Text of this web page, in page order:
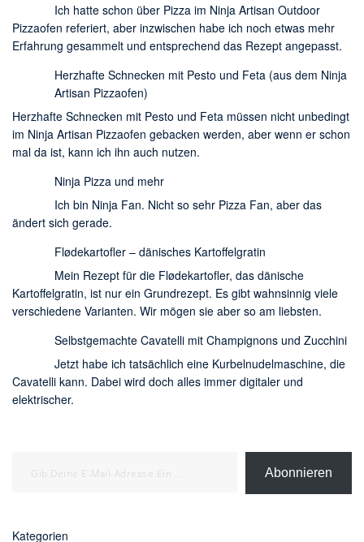
Ich hatte schon über Pizza im Ninja Artisan Outdoor
Pizzaofen referiert, aber inzwischen habe ich noch etwas mehr
Erfahrung gesammelt und entsprechend das Rezept angepasst.
Herzhafte Schnecken mit Pesto und Feta (aus dem Ninja
Artisan Pizzaofen)
Herzhafte Schnecken mit Pesto und Feta müssen nicht unbedingt
im Ninja Artisan Pizzaofen gebacken werden, aber wenn er schon
mal da ist, kann ich ihn auch nutzen.
Ninja Pizza und mehr
Ich bin Ninja Fan. Nicht so sehr Pizza Fan, aber das
ändert sich gerade.
Flødekartofler – dänisches Kartoffelgratin
Mein Rezept für die Flødekartofler, das dänische
Kartoffelgratin, ist nur ein Grundrezept. Es gibt wahnsinnig viele
verschiedene Varianten. Wir mögen sie aber so am liebsten.
Selbstgemachte Cavatelli mit Champignons und Zucchini
Jetzt habe ich tatsächlich eine Kurbelnudelmaschine, die
Cavatelli kann. Dabei wird doch alles immer digitaler und
elektrischer.
Abonnieren
Kategorien